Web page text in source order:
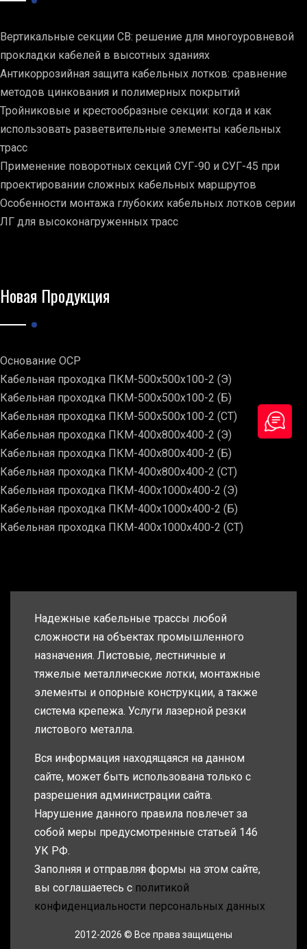
Вертикальные секции СВ: решение для многоуровневой
прокладки кабелей в высотных зданиях
Антикоррозийная защита кабельных лотков: сравнение
методов цинкования и полимерных покрытий
Тройниковые и крестообразные секции: когда и как
использовать разветвительные элементы кабельных
трасс
Применение поворотных секций СУГ-90 и СУГ-45 при
проектировании сложных кабельных маршрутов
Особенности монтажа глубоких кабельных лотков серии
ЛГ для высоконагруженных трасс
Новая Продукция
Основание ОСР
Кабельная проходка ПКМ-500х500х100-2 (Э)
Кабельная проходка ПКМ-500х500х100-2 (Б)
Кабельная проходка ПКМ-500х500х100-2 (СТ)
Кабельная проходка ПКМ-400х800х400-2 (Э)
Кабельная проходка ПКМ-400х800х400-2 (Б)
Кабельная проходка ПКМ-400х800х400-2 (СТ)
Кабельная проходка ПКМ-400х1000х400-2 (Э)
Кабельная проходка ПКМ-400х1000х400-2 (Б)
Кабельная проходка ПКМ-400х1000х400-2 (СТ)
Надежные кабельные трассы любой
сложности на объектах промышленного
назначения. Листовые, лестничные и
тяжелые металлические лотки, монтажные
элементы и опорные конструкции, а также
система крепежа. Услуги лазерной резки
листового металла.
Вся информация находящаяся на данном
сайте, может быть использована только с
разрешения администрации сайта.
Нарушение данного правила повлечет за
собой меры предусмотренные статьей 146
УК РФ.
Заполняя и отправляя формы на этом сайте,
вы соглашаетесь с политикой
конфиденциальности персональных данных
2012-2026 © Все права защищены